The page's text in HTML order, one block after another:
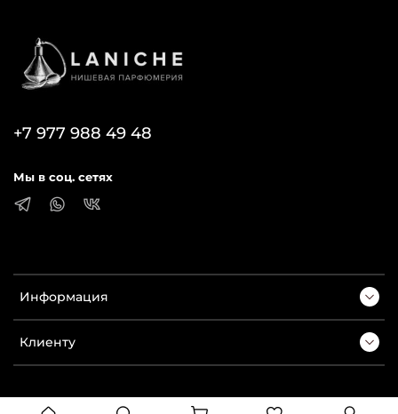
Информация
Клиенту
+7 977 988 49 48
Мы в соц. сетях